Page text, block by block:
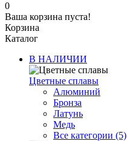
0
Ваша корзина пуста!
Корзина
Каталог
В НАЛИЧИИ
Цветные сплавы
Алюминий
Бронза
Латунь
Медь
Все категории (5)